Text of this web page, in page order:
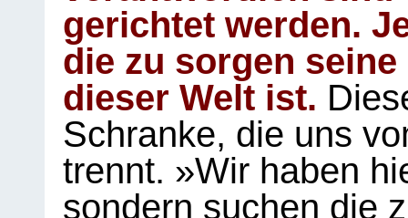
gerichtet werden.
die zu sorgen
dieser Welt ist.
Schranke, die uns
trennt. »Wir haben
sondern suchen die